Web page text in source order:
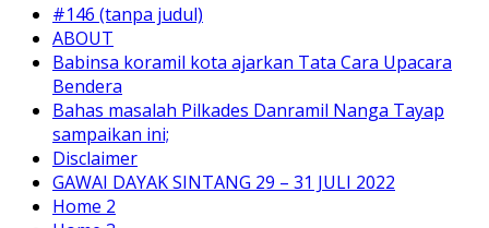
#146 (tanpa judul)
ABOUT
Babinsa koramil kota ajarkan Tata Cara Upacara
Bendera
Bahas masalah Pilkades Danramil Nanga Tayap
sampaikan ini;
Disclaimer
GAWAI DAYAK SINTANG 29 – 31 JULI 2022
Home 2